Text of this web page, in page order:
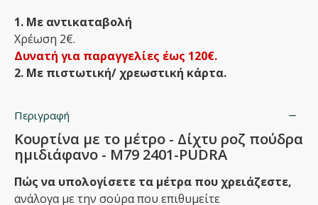
1. Με αντικαταβολή
Χρέωση 2€.
Δυνατή για παραγγελίες έως 120€.
2. Με πιστωτική/ χρεωστική κάρτα.
Περιγραφή
Κουρτίνα με το μέτρο - Δίχτυ ροζ πούδρα
ημιδιάφανο - Μ79 2401-PUDRA
Πώς να υπολογίσετε τα μέτρα που χρειάζεστε,
ανάλογα με την σούρα που επιθυμείτε